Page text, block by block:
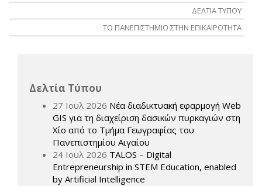
ΔΕΛΤΙΑ ΤΥΠΟΥ
ΤΟ ΠΑΝΕΠΙΣΤΗΜΙΟ ΣΤΗΝ ΕΠΙΚΑΙΡΟΤΗΤΑ
Δελτία Τύπου
27 Ιουλ 2026 Νέα διαδικτυακή εφαρμογή Web
GIS για τη διαχείριση δασικών πυρκαγιών στη
Χίο από το Τμήμα Γεωγραφίας του
Πανεπιστημίου Αιγαίου
24 Ιουλ 2026 TALOS – Digital
Entrepreneurship in STEM Education, enabled
by Artificial Intelligence